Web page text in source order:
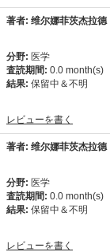
著者: 维尔娜菲茨杰拉德
分野: 医学
査読期間: 0.0 month(s)
結果: 保留中＆不明
レビューを書く
著者: 维尔娜菲茨杰拉德
分野: 医学
査読期間: 0.0 month(s)
結果: 保留中＆不明
レビューを書く